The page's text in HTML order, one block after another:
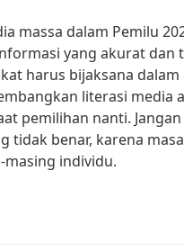
massa dalam Pemilu
yang akurat dan
harus bijaksana
literasi media
pemilihan nanti.
tidak benar, karena
masing individu.